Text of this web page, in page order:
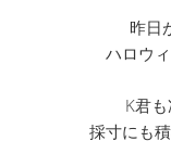
昨日
ハロウ
K君
採寸にも